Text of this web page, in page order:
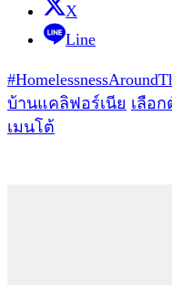
X
Line
บ้านแคลิฟอร์เนีย เลือ
เมนโต้